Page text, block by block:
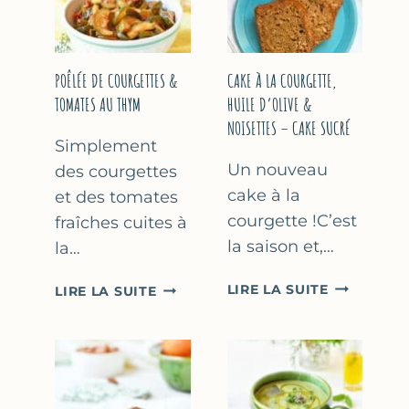
COURGETTE…
(SANS
POÊLÉE DE COURGETTES &
TOMATES AU THYM
Simplement
des courgettes
et des tomates
fraîches cuites à
la…
LIRE LA SUITEPOÊLÉE
&
TOMATES
AU
CAKE À LA COURGETTE,
HUILE D’OLIVE &
NOISETTES – CAKE SUCRÉ
Un nouveau
cake à la
courgette !C’est
la saison et,…
LIRE LA SUITECAKE
HUILE
D’OLIVE